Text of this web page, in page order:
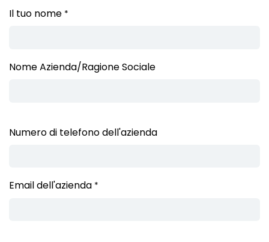
Il tuo nome *
Nome Azienda/Ragione Sociale
Numero di telefono dell'azienda
Email dell'azienda *